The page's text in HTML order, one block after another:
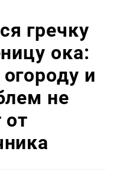
гречку
ока:
и
не
от